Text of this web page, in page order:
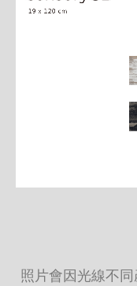
照片會因光線不